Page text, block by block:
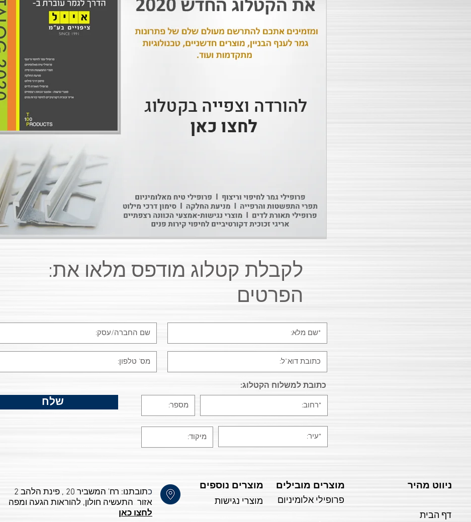
:לקבלת קטלוג מודפס מלאו את
הפרטים
כתובת למשלוח הקטלוג:
שלח
כ
תובתנו: רח' המשביר 20 , פינת הלהב 2
אזור התעשיה חולון, להוראות הגעה ומפה
לחצו כאן
מוצרים נוספים
מוצרי נגישות
מוצרים מובילים
פרופילי אלומיניום
ניווט מהיר
דף הבית